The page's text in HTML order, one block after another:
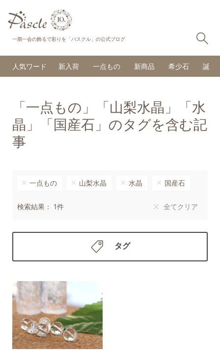
一期一会の飾るで彩りを「パスクル」の公式ブログ
人気ワード 新入荷 一点もの 新商品 希少石 誕生
「一点もの」「山梨水晶」「水
晶」「国産石」のタグを含む記
事
一点もの 山梨水晶 水晶 国産石
検索結果： 1件 全てクリア
タグ